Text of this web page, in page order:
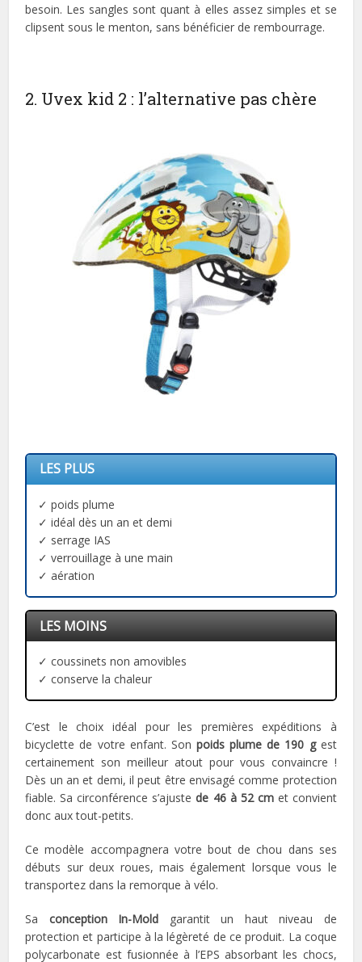
besoin. Les sangles sont quant à elles assez simples et se
clipsent sous le menton, sans bénéficier de rembourrage.
2. Uvex kid 2 : l’alternative pas chère
LES PLUS
✓ poids plume
✓ idéal dès un an et demi
✓ serrage IAS
✓ verrouillage à une main
✓ aération
LES MOINS
✓ coussinets non amovibles
✓ conserve la chaleur
C’est le choix idéal pour les premières expéditions à
bicyclette de votre enfant. Son poids plume de 190 gest
certainement son meilleur atout pour vous convaincre !
Dès un an et demi, il peut être envisagé comme protection
fiable. Sa circonférence s’ajustede 46 à 52 cmet convient
donc aux tout-petits.
Ce modèle accompagnera votre bout de chou dans ses
débuts sur deux roues, mais également lorsque vous le
transportez dans la remorque à vélo.
Sa conception In-Mold garantit un haut niveau de
protection et participe à la légèreté de ce produit. La coque
polycarbonate est fusionnée à l’EPS absorbant les chocs,